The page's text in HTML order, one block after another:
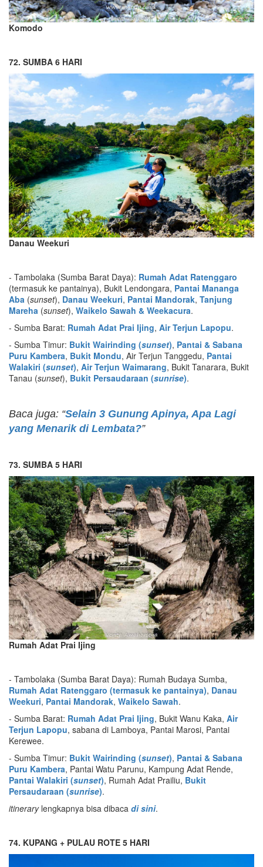
Komodo
72. SUMBA 6 HARI
Danau Weekuri
- Tambolaka (Sumba Barat Daya): Rumah Adat Ratenggaro
(termasuk ke pantainya), Bukit Lendongara, Pantai Mananga
Aba (sunset), Danau Weekuri, Pantai Mandorak, Tanjung
Mareha (sunset), Waikelo Sawah & Weekacura.
- Sumba Barat: Rumah Adat Prai Ijing, Air Terjun Lapopu.
- Sumba Timur: Bukit Wairinding (sunset), Pantai & Sabana
Puru Kambera, Bukit Mondu, Air Terjun Tanggedu, Pantai
Walakiri (sunset), Air Terjun Waimarang, Bukit Tanarara, Bukit
Tanau (sunset), Bukit Persaudaraan (sunrise).
Baca juga: “Selain 3 Gunung Apinya, Apa Lagi
yang Menarik di Lembata?”
73. SUMBA 5 HARI
Rumah Adat Prai Ijing
- Tambolaka (Sumba Barat Daya): Rumah Budaya Sumba,
Rumah Adat Ratenggaro (termasuk ke pantainya), Danau
Weekuri, Pantai Mandorak, Waikelo Sawah.
- Sumba Barat: Rumah Adat Prai Ijing, Bukit Wanu Kaka, Air
Terjun Lapopu, sabana di Lamboya, Pantai Marosi, Pantai
Kerewee.
- Sumba Timur: Bukit Wairinding (sunset), Pantai & Sabana
Puru Kambera, Pantai Watu Parunu, Kampung Adat Rende,
Pantai Walakiri (sunset), Rumah Adat Prailiu, Bukit
Persaudaraan (sunrise).
itinerary lengkapnya bisa dibaca di sini.
74. KUPANG + PULAU ROTE 5 HARI